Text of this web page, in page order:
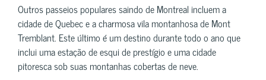
Outros passeios populares saindo de Montreal incluem a
cidade de Quebec e a charmosa vila montanhosa de Mont
Tremblant. Este último é um destino durante todo o ano que
inclui uma estação de esqui de prestígio e uma cidade
pitoresca sob suas montanhas cobertas de neve.